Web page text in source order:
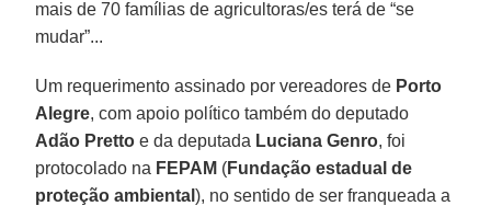
mais de 70 famílias de agricultoras/es terá de “se
mudar”...
Um requerimento assinado por vereadores de Porto
Alegre, com apoio político também do deputado
Adão Pretto e da deputada Luciana Genro, foi
protocolado na FEPAM (Fundação estadual de
proteção ambiental), no sentido de ser franqueada a